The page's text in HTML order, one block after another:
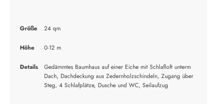
Größe 24 qm
Höhe 0-12 m
Details
Gedämmtes Baumhaus auf einer Eiche mit Schlafloft unterm
Dach, Dachdeckung aus Zedernholzschindeln, Zugang über
Steg, 4 Schlafplätze, Dusche und WC, Seilaufzug